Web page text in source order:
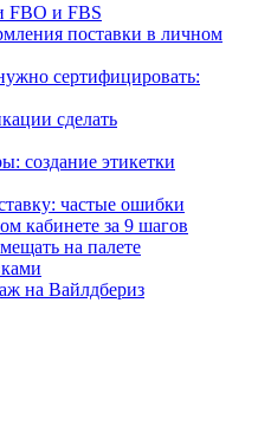
FBO и FBS
поставки в личном
сертифицировать:
сделать
создание этикетки
частые ошибки
кабинете за 9 шагов
на палете
на Вайлдбериз